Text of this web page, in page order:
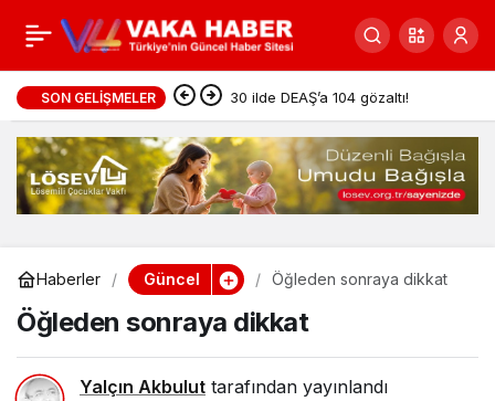
SON GELIŞMELER 30 ilde DEAŞ’a 104 gözaltı!
Haberler Güncel Öğleden sonraya dikkat
Öğleden sonraya dikkat
Yalçın Akbulut tarafından yayınlandı
3 ilde 6 beldede yapılan
seçimler sonuçlandı
0 Paylaş